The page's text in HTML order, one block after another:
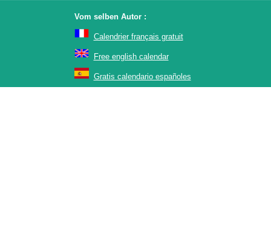
Vom selben Autor :
Calendrier français gratuit
Free english calendar
Gratis calendario españoles